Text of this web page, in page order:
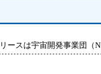
ースは宇宙開発事業団（